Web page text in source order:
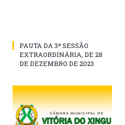
PAUTA DA 3ª SESSÃO
EXTRAORDINÁRIA, DE 28
DE DEZEMBRO DE 2023